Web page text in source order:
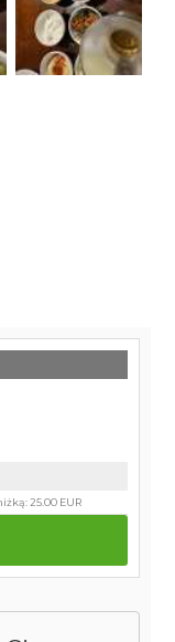
25.00 EUR